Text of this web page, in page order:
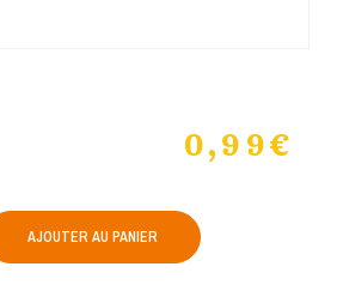
0,99€
AJOUTER AU PANIER